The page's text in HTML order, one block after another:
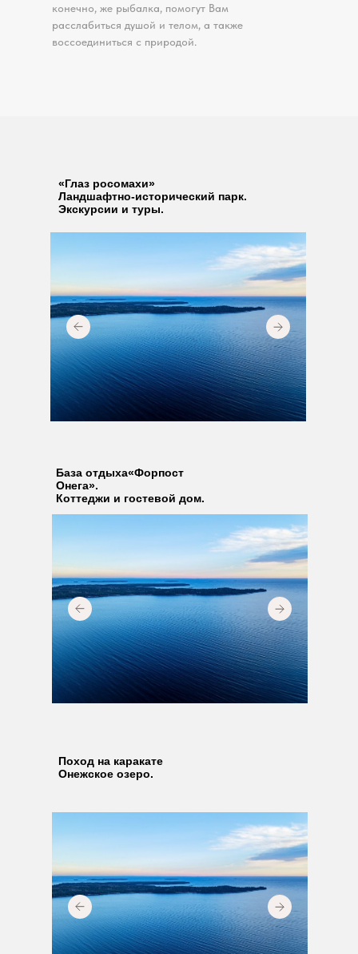
конечно, же рыбалка, помогут Вам
расслабиться душой и телом, а также
воссоединиться с природой.
База отдыха«Форпост
Онега».
Коттеджи и гостевой дом.
Поход на каракате
Онежское озеро.
«Глаз росомахи»
Ландшафтно-исторический парк.
Экскурсии и туры.